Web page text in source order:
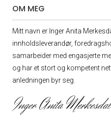
OM MEG
Mitt navn er Inger Anita
innholdsleverandør,
samarbeider med engasjerte
og har et stort og kompetent
anledningen byr seg.
Inger Anita Merkesdal